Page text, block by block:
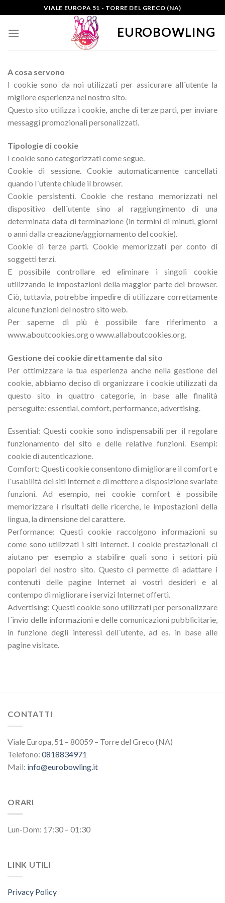
to
content
VIALE EUROPA 51 - TORRE DEL GRECO (NA)
EUROBOWLING
A cosa servono
I cookie sono da noi utilizzati per assicurare all´utente la
migliore esperienza nel nostro sito.
Questo sito utilizza i cookie, anche di terze parti, per inviare
messaggi promozionali personalizzati.
Tipologie di cookie
I cookie sono categorizzati come segue.
Cookie di sessione. Cookie automaticamente cancellati
quando l´utente chiude il browser.
Cookie persistenti. Cookie che restano memorizzati nel
dispositivo dell´utente sino al raggiungimento di una
determinata data di terminazione (in termini di minuti, giorni
o anni dalla creazione/aggiornamento del cookie).
Cookie di terze parti. Cookie memorizzati per conto di
soggetti terzi.
E possibile controllare ed eliminare i singoli cookie
utilizzando le impostazioni della maggior parte dei browser.
Ciò, tuttavia, potrebbe impedire di utilizzare correttamente
alcune funzioni del nostro sito web.
Per saperne di più è possibile fare riferimento a
www.aboutcookies.org o www.allaboutcookies.org.
Gestione dei cookie direttamente dal sito
Per ottimizzare la tua esperienza anche nella gestione dei
cookie, abbiamo deciso di organizzare i cookie utilizzati da
questo sito in quattro categorie, in base alle finalità
perseguite: essential, comfort, performance, advertising.
Essential: Questi cookie sono indispensabili per il regolare
funzionamento del sito e delle relative funzioni. Esempi:
cookie di autenticazione.
Comfort: Questi cookie consentono di migliorare il comfort e
l´usabilità dei siti Internet e di mettere a disposizione svariate
funzioni. Ad esempio, nei cookie comfort è possibile
memorizzare i risultati delle ricerche, le impostazioni della
lingua, la dimensione del carattere.
Performance: Questi cookie raccolgono informazioni su
come sono utilizzati i siti Internet. I cookie prestazionali ci
aiutano per esempio a stabilire quali sono i settori più
popolari del nostro sito. Questo ci permette di adattare i
contenuti delle pagine Internet ai vostri desideri e al
contempo di migliorare i servizi Internet offerti.
Advertising: Questi cookie sono utilizzati per personalizzare
l´invio delle informazioni e delle comunicazioni pubblicitarie,
in funzione degli interessi dell´utente, ad es. in base alle
pagine visitate.
CONTATTI
Viale Europa, 51 – 80059 – Torre del Greco (NA)
Telefono: 0818834971
Mail: info@eurobowling.it
ORARI
Lun-Dom: 17:30 – 01:30
LINK UTILI
Privacy Policy